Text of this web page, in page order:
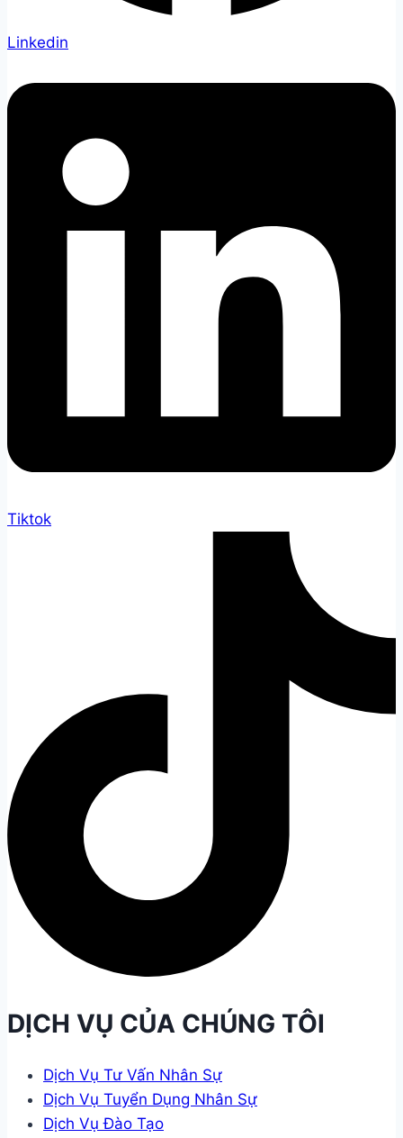
Linkedin
Tiktok
DỊCH VỤ CỦA CHÚNG TÔI
Dịch Vụ Tư Vấn Nhân Sự
Dịch Vụ Tuyển Dụng Nhân Sự
Dịch Vụ Đào Tạo